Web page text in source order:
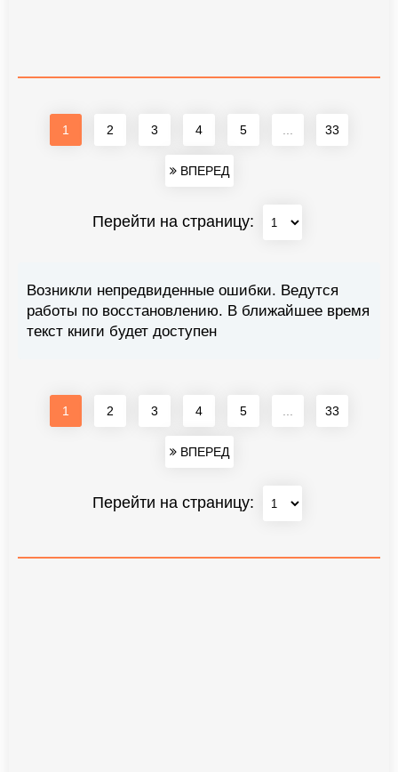
1 2 3 4 5 33
ВПЕРЕД
Перейти на страницу:
Возникли непредвиденные ошибки. Ведутся
работы по восстановлению. В ближайшее время
текст книги будет доступен
1 2 3 4 5 33
ВПЕРЕД
Перейти на страницу: